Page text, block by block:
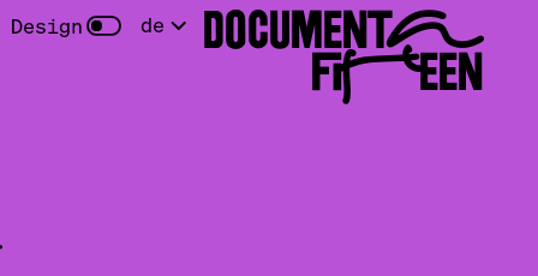
Design de DOCUMENTA
FIFTEEN